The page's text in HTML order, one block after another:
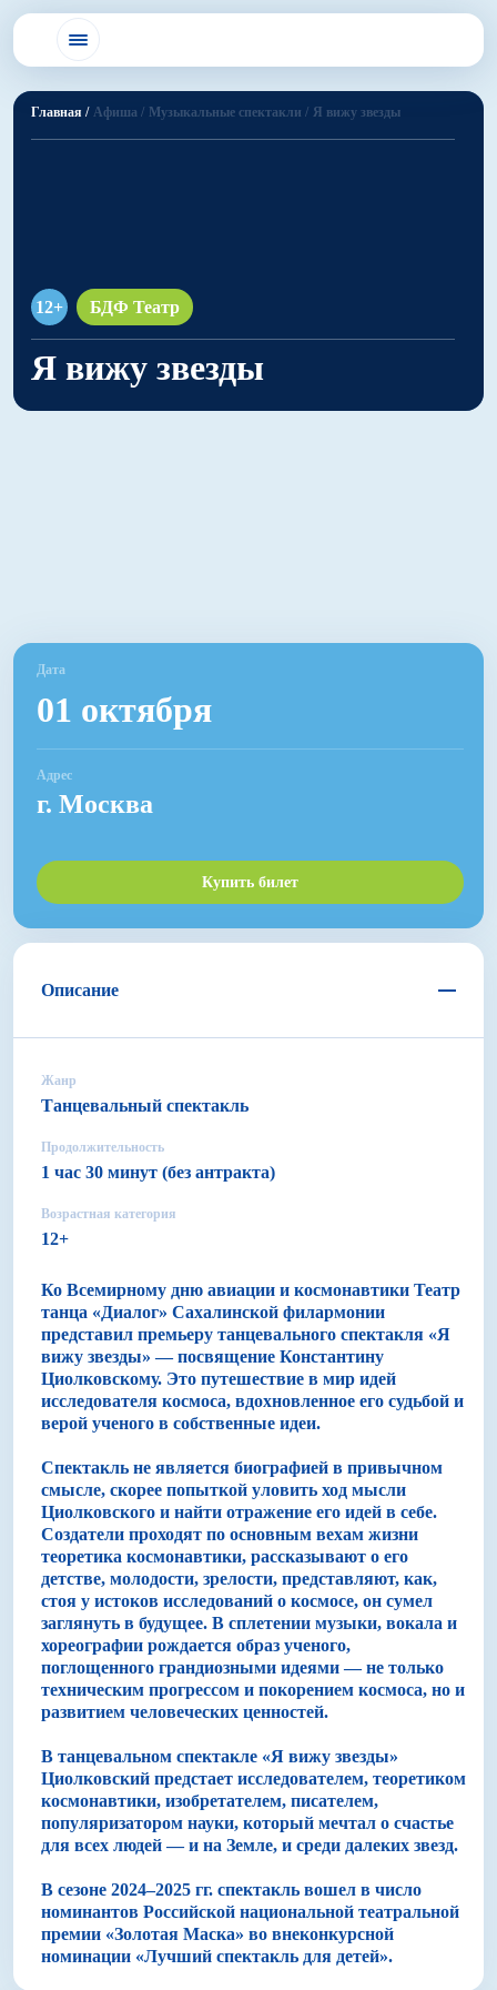
Главная / Афиша / Музыкальные спектакли / Я вижу звезды
12+ БДФ Театр
Я вижу звезды
Дата
01 октября
Адрес
г. Москва
Купить билет
Описание
Ко Всемирному дню авиации и космонавтики Театр
танца «Диалог» Сахалинской филармонии
представил премьеру танцевального спектакля «Я
вижу звезды» — посвящение Константину
Циолковскому. Это путешествие в мир идей
исследователя космоса, вдохновленное его судьбой и
верой ученого в собственные идеи.
Спектакль не является биографией в привычном
смысле, скорее попыткой уловить ход мысли
Циолковского и найти отражение его идей в себе.
Создатели проходят по основным вехам жизни
теоретика космонавтики, рассказывают о его
детстве, молодости, зрелости, представляют, как,
стоя у истоков исследований о космосе, он сумел
заглянуть в будущее. В сплетении музыки, вокала и
хореографии рождается образ ученого,
поглощенного грандиозными идеями — не только
техническим прогрессом и покорением космоса, но и
развитием человеческих ценностей.
В танцевальном спектакле «Я вижу звезды»
Циолковский предстает исследователем, теоретиком
космонавтики, изобретателем, писателем,
популяризатором науки, который мечтал о счастье
для всех людей — и на Земле, и среди далеких звезд.
В сезоне 2024–2025 гг. спектакль вошел в число
номинантов Российской национальной театральной
премии «Золотая Маска» во внеконкурсной
номинации «Лучший спектакль для детей».
Жанр
Танцевальный спектакль
Продолжительность
1 час 30 минут (без антракта)
Возрастная категория
12+